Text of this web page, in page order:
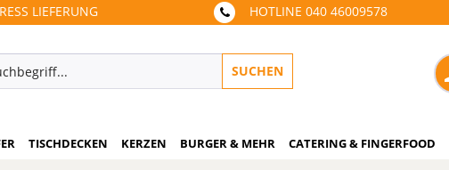
LIEFERUNG HOTLINE 040 46009578
SUCHEN
TISCHDECKEN KERZEN BURGER & MEHR CATERING & FINGERFOOD